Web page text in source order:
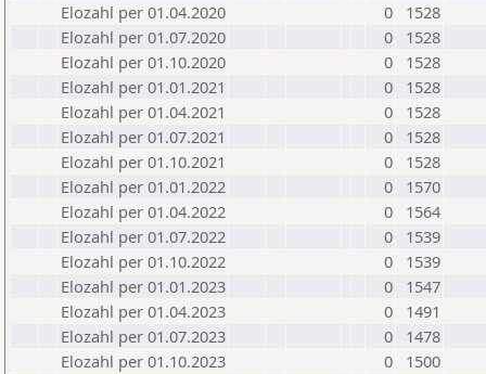
Elozahl per 01.04.2020
0
1528
Elozahl per 01.07.2020
0
1528
Elozahl per 01.10.2020
0
1528
Elozahl per 01.01.2021
0
1528
Elozahl per 01.04.2021
0
1528
Elozahl per 01.07.2021
0
1528
Elozahl per 01.10.2021
0
1528
Elozahl per 01.01.2022
0
1570
Elozahl per 01.04.2022
0
1564
Elozahl per 01.07.2022
0
1539
Elozahl per 01.10.2022
0
1539
Elozahl per 01.01.2023
0
1547
Elozahl per 01.04.2023
0
1491
Elozahl per 01.07.2023
0
1478
Elozahl per 01.10.2023
0
1500